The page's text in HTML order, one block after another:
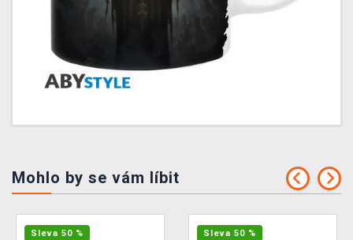
Mohlo by se vám líbit
Sleva 50 % Sleva 50 %